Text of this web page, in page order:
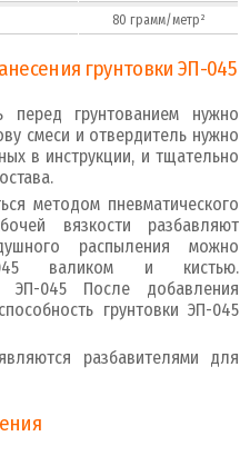
80 грамм/метр²
грунтовки ЭП-045
перед грунтованием нужно
смеси и отвердитель нужно
в инструкции, и тщательно
методом пневматического
вязкости разбавляют
распыления можно
045 валиком и кистью.
ЭП-045 После добавления
грунтовки ЭП-045
разбавителями для